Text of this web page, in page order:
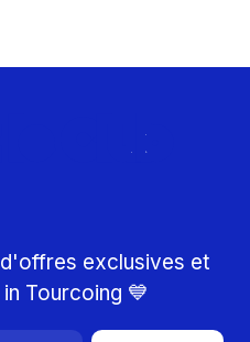
Club
exclusives et
Tourcoing 💙